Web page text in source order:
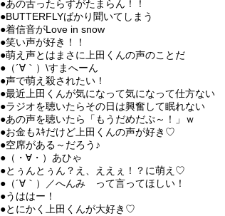
●あの舌ったらずがたまらん！！
●BUTTERFLYばかり聞いてしまう
●着信音がLove in snow
●笑い声が好き！！
●萌え声とはまさに上田くんの声のことだ
●（´∀｀）\すまへーん
●声で萌え殺されたい！
●最近上田くんが気になって気になって仕方ない
●ラジオを聴いたらその日は興奮して眠れない
●あの声を聴いたら「もうだめだぷ～！」ｗ
●お金もｽｷだけど上田くんの声が好き♡
●空席がある～だろう♪
●（・∀・）あひゃ
●とぅんとぅん？え、ええぇ！？に萌え♡
●（´∀｀）／へんみ って言ってほしい！
●うははー！
●とにかく上田くんが大好き♡